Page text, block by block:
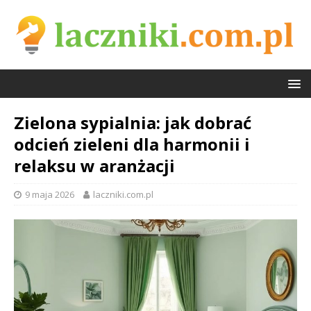
Zielona sypialnia: jak dobrać
odcień zieleni dla harmonii i
relaksu w aranżacji
9 maja 2026 laczniki.com.pl